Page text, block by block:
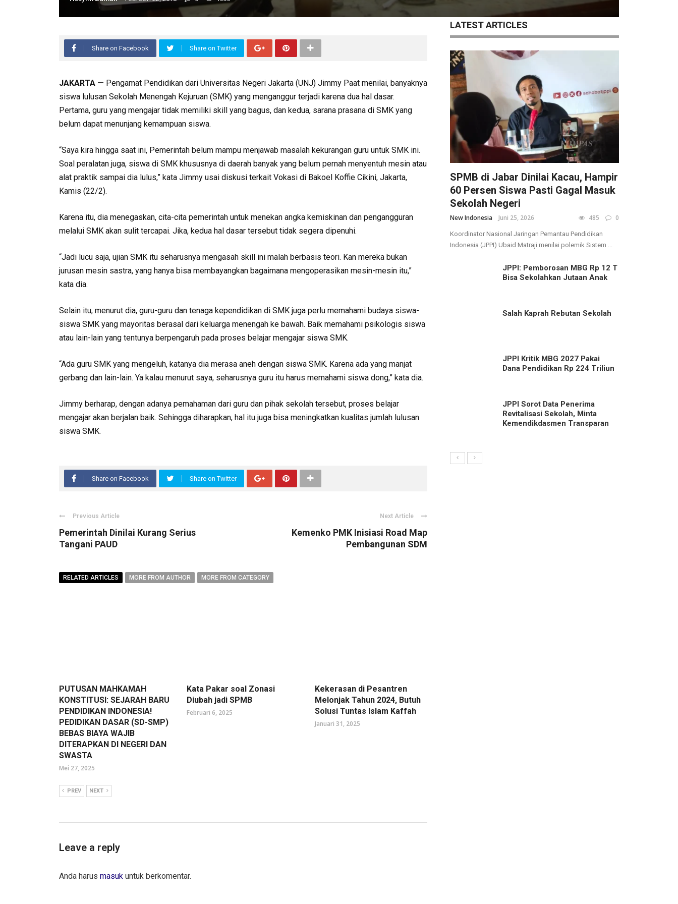
Share on Facebook Share on Twitter
JAKARTA — Pengamat Pendidikan dari Universitas Negeri Jakarta (UNJ) Jimmy Paat menilai, banyaknya
siswa lulusan Sekolah Menengah Kejuruan (SMK) yang menganggur terjadi karena dua hal dasar.
Pertama, guru yang mengajar tidak memiliki skill yang bagus, dan kedua, sarana prasana di SMK yang
belum dapat menunjang kemampuan siswa.
“Saya kira hingga saat ini, Pemerintah belum mampu menjawab masalah kekurangan guru untuk SMK ini.
Soal peralatan juga, siswa di SMK khususnya di daerah banyak yang belum pernah menyentuh mesin atau
alat praktik sampai dia lulus,” kata Jimmy usai diskusi terkait Vokasi di Bakoel Koffie Cikini, Jakarta,
Kamis (22/2).
Karena itu, dia menegaskan, cita-cita pemerintah untuk menekan angka kemiskinan dan pengangguran
melalui SMK akan sulit tercapai. Jika, kedua hal dasar tersebut tidak segera dipenuhi.
“Jadi lucu saja, ujian SMK itu seharusnya mengasah skill ini malah berbasis teori. Kan mereka bukan
jurusan mesin sastra, yang hanya bisa membayangkan bagaimana mengoperasikan mesin-mesin itu,”
kata dia.
Selain itu, menurut dia, guru-guru dan tenaga kependidikan di SMK juga perlu memahami budaya siswa-
siswa SMK yang mayoritas berasal dari keluarga menengah ke bawah. Baik memahami psikologis siswa
atau lain-lain yang tentunya berpengaruh pada proses belajar mengajar siswa SMK.
“Ada guru SMK yang mengeluh, katanya dia merasa aneh dengan siswa SMK. Karena ada yang manjat
gerbang dan lain-lain. Ya kalau menurut saya, seharusnya guru itu harus memahami siswa dong,” kata dia.
Jimmy berharap, dengan adanya pemahaman dari guru dan pihak sekolah tersebut, proses belajar
mengajar akan berjalan baik. Sehingga diharapkan, hal itu juga bisa meningkatkan kualitas jumlah lulusan
siswa SMK.
Share on Facebook Share on Twitter
Previous Article
Pemerintah Dinilai Kurang Serius
Tangani PAUD
Next Article
Kemenko PMK Inisiasi Road Map
Pembangunan SDM
RELATED ARTICLES MORE FROM AUTHOR MORE FROM CATEGORY
PUTUSAN MAHKAMAH
KONSTITUSI: SEJARAH BARU
PENDIDIKAN INDONESIA!
PEDIDIKAN DASAR (SD-SMP)
BEBAS BIAYA WAJIB
DITERAPKAN DI NEGERI DAN
SWASTA
Mei 27, 2025
Kata Pakar soal Zonasi
Diubah jadi SPMB
Februari 6, 2025
Kekerasan di Pesantren
Melonjak Tahun 2024, Butuh
Solusi Tuntas Islam Kaffah
Januari 31, 2025
PREV NEXT
Leave a reply
Anda harus masuk untuk berkomentar.
LATEST ARTICLES
SPMB di Jabar Dinilai Kacau, Hampir
60 Persen Siswa Pasti Gagal Masuk
Sekolah Negeri
New Indonesia Juni 25, 2026 485 0
Koordinator Nasional Jaringan Pemantau Pendidikan
Indonesia (JPPI) Ubaid Matraji menilai polemik Sistem ...
JPPI: Pemborosan MBG Rp 12 T
Bisa Sekolahkan Jutaan Anak
Salah Kaprah Rebutan Sekolah
JPPI Kritik MBG 2027 Pakai
Dana Pendidikan Rp 224 Triliun
JPPI Sorot Data Penerima
Revitalisasi Sekolah, Minta
Kemendikdasmen Transparan